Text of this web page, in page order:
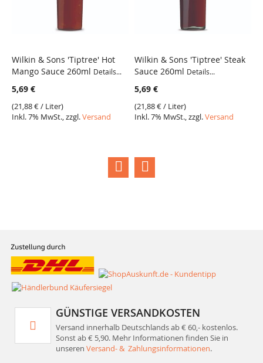
Wilkin & Sons 'Tiptree' Hot
Mango Sauce 260ml Details...
5,69 €
(21,88 €/ Liter)
Inkl. 7% MwSt., zzgl.Versand
Wilkin & Sons 'Tiptree' Steak
Sauce 260ml Details...
5,69 €
(21,88 €/ Liter)
Inkl. 7% MwSt., zzgl.Versand
GÜNSTIGE VERSANDKOSTEN
Versand innerhalb Deutschlands ab € 60,- kostenlos.
Sonst ab € 5,90. Mehr Informationen finden Sie in
unseren Versand- & Zahlungsinformationen.